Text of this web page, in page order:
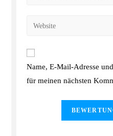
Name, E-Mail-Adresse
für meinen nächsten